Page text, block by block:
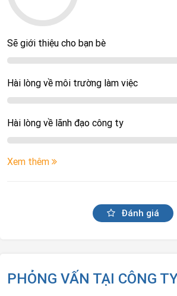
Sẽ giới thiệu cho bạn bè
Hài lòng về môi trường làm việc
Hài lòng về lãnh đạo công ty
Xem thêm
Đánh giá
PHỎNG VẤN TẠI CÔNG